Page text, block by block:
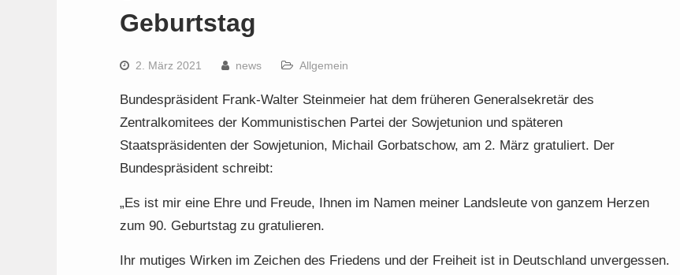
Geburtstag
2. März 2021 news Allgemein
Bundespräsident Frank-Walter Steinmeier hat dem früheren Generalsekretär des
Zentralkomitees der Kommunistischen Partei der Sowjetunion und späteren
Staatspräsidenten der Sowjetunion, Michail Gorbatschow, am 2. März gratuliert. Der
Bundespräsident schreibt:
„Es ist mir eine Ehre und Freude, Ihnen im Namen meiner Landsleute von ganzem Herzen
zum 90. Geburtstag zu gratulieren.
Ihr mutiges Wirken im Zeichen des Friedens und der Freiheit ist in Deutschland unvergessen.